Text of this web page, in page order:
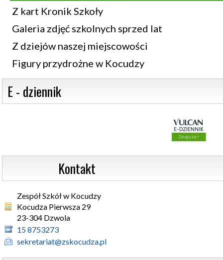
Z kart Kronik Szkoły
Galeria zdjęć szkolnych sprzed lat
Z dziejów naszej miejscowości
Figury przydrożne w Kocudzy
E - dziennik
                  Kontakt
Zespół Szkół w Kocudzy
Kocudza Pierwsza 29
23-304 Dzwola
15 8753273
sekretariat@zskocudza.pl